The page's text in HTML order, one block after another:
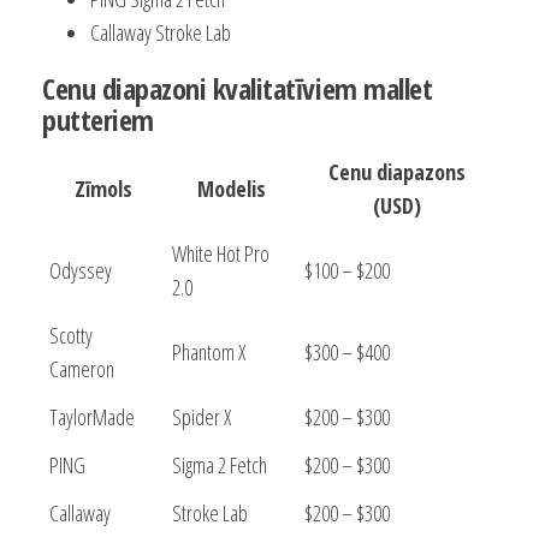
Callaway Stroke Lab
Cenu diapazoni kvalitatīviem mallet
putteriem
Zīmols Modelis
Cenu diapazons
(USD)
Odyssey
White Hot Pro
2.0
$100 – $200
Scotty
Cameron
Phantom X $300 – $400
TaylorMade Spider X
$200 – $300
PING
Sigma 2 Fetch
$200 – $300
Callaway
Stroke Lab $200 – $300